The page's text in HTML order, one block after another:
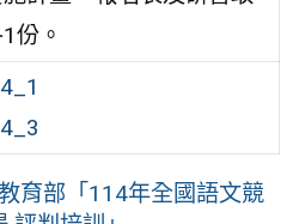
份。
育部「114年全國語文競